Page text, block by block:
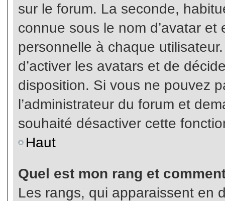
sur le forum. La seconde,
connue sous le nom d’avatar
personnelle à chaque
d’activer les avatars et de
disposition. Si vous ne pouvez
l’administrateur du forum et
souhaité désactiver cette
Haut
Quel est mon rang et
Les rangs, qui apparaissent en